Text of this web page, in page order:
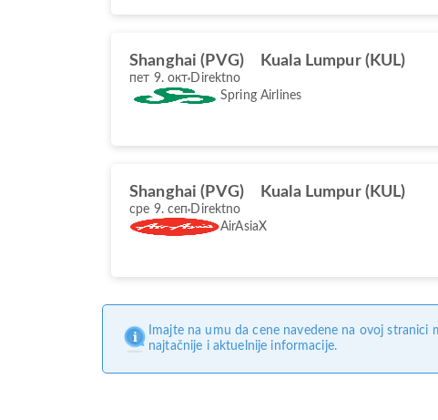
Shanghai (PVG) Kuala Lumpur (KUL)
пет 9. окт Direktno
Spring Airlines
Shanghai (PVG) Kuala Lumpur (KUL)
сре 9. сеп Direktno
AirAsiaX
Imajte na umu da cene navedene na ovoj
najtačnije i aktuelnije informacije.